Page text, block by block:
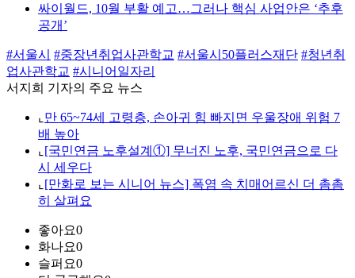
싸이월드, 10월 부활 예고…그러나 핵심 사업안은 ‘추후
공개’
#서울시 #중장년취업사관학교 #서울시50플러스재단 #청년취
업사관학교 #시니어일자리
서지희 기자의 주요 뉴스
⌞ 만 65~74세 고령층, 손아귀 힘 빠지면 우울장애 위험 7
배 높아
⌞ [국민연금 노후설계①] 무너진 노후, 국민연금으로 다
시 세우다
⌞ [만화로 보는 시니어 뉴스] 폭염 속 치매어르신 더 촘촘
히 살펴요
좋아요0
화나요0
슬퍼요0